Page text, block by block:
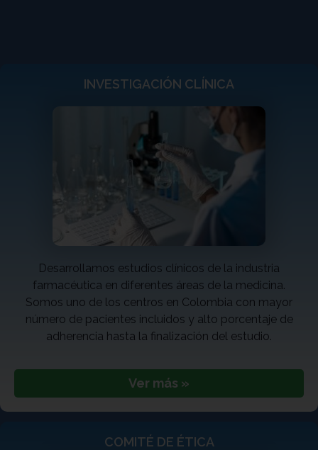
INVESTIGACIÓN CLÍNICA
Desarrollamos estudios clínicos de la industria
farmacéutica en diferentes áreas de la medicina.
Somos uno de los centros en Colombia con mayor
número de pacientes incluidos y alto porcentaje de
adherencia hasta la finalización del estudio.
Ver más »
COMITÉ DE ÉTICA